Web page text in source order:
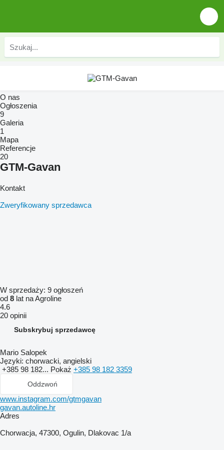
O nas
Ogłoszenia
9
Galeria
1
Mapa
Referencje
20
GTM-Gavan
Kontakt
Zweryfikowany sprzedawca
W sprzedaży: 9 ogłoszeń
od 8 lat na Agroline
4.6
20 opinii
Subskrybuj sprzedawcę
Mario Salopek
Języki: chorwacki, angielski
+385 98 182... Pokaż +385 98 182 3359
Oddzwoń
www.instagram.com/gtmgavan
gavan.autoline.hr
Adres
Chorwacja, 47300, Ogulin, Dlakovac 1/a